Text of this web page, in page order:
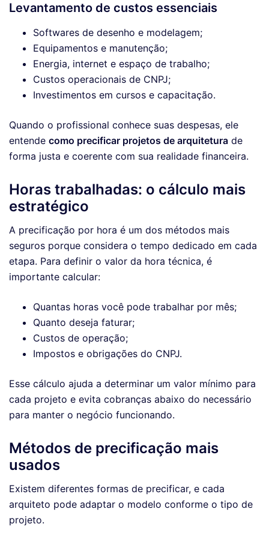
Levantamento de custos essenciais
Softwares de desenho e modelagem;
Equipamentos e manutenção;
Energia, internet e espaço de trabalho;
Custos operacionais de CNPJ;
Investimentos em cursos e capacitação.
Quando o profissional conhece suas despesas, ele
entende como precificar projetos de arquitetura de
forma justa e coerente com sua realidade financeira.
Horas trabalhadas: o cálculo mais
estratégico
A precificação por hora é um dos métodos mais
seguros porque considera o tempo dedicado em cada
etapa. Para definir o valor da hora técnica, é
importante calcular:
Quantas horas você pode trabalhar por mês;
Quanto deseja faturar;
Custos de operação;
Impostos e obrigações do CNPJ.
Esse cálculo ajuda a determinar um valor mínimo para
cada projeto e evita cobranças abaixo do necessário
para manter o negócio funcionando.
Métodos de precificação mais
usados
Existem diferentes formas de precificar, e cada
arquiteto pode adaptar o modelo conforme o tipo de
projeto.